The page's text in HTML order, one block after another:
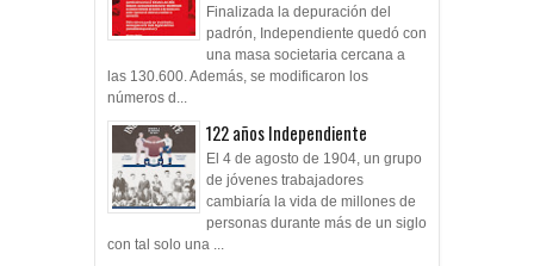
Finalizada la depuración del
padrón, Independiente quedó con
una masa societaria cercana a
las 130.600. Además, se modificaron los
números d...
122 años Independiente
El 4 de agosto de 1904, un grupo
de jóvenes trabajadores
cambiaría la vida de millones de
personas durante más de un siglo
con tal solo una ...